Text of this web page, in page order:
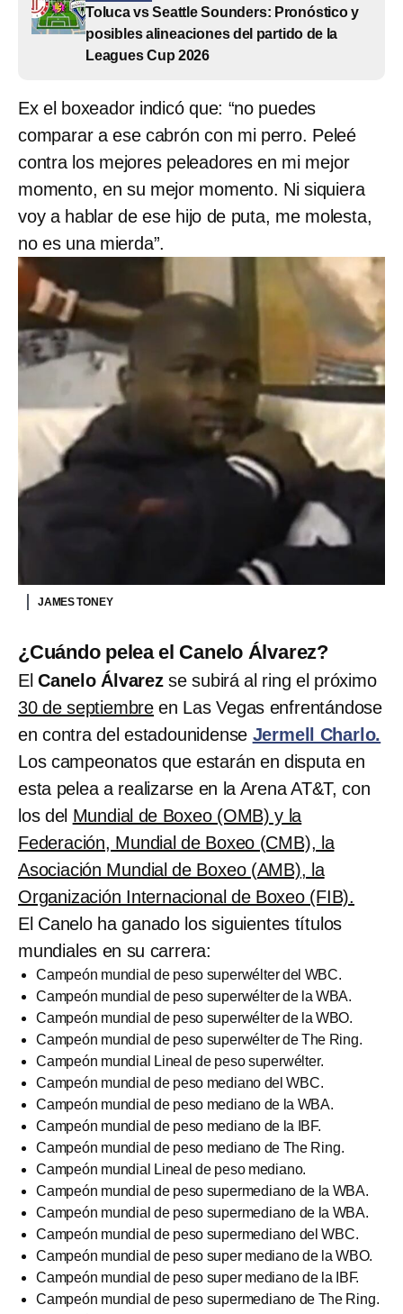
Toluca vs Seattle Sounders: Pronóstico y
posibles alineaciones del partido de la
Leagues Cup 2026
Ex el boxeador indicó que: “no puedes
comparar a ese cabrón con mi perro. Peleé
contra los mejores peleadores en mi mejor
momento, en su mejor momento. Ni siquiera
voy a hablar de ese hijo de puta, me molesta,
no es una mierda”.
JAMES TONEY
¿Cuándo pelea el Canelo Álvarez?
El Canelo Álvarezse subirá al ring el próximo
30 de septiembre en Las Vegas enfrentándose
en contra del estadounidense Jermell Charlo.
Los campeonatos que estarán en disputa en
esta pelea a realizarse en la Arena AT&T, con
los del Mundial de Boxeo (OMB) y la
Federación, Mundial de Boxeo (CMB), la
Asociación Mundial de Boxeo (AMB), la
Organización Internacional de Boxeo (FIB).
El Canelo ha ganado los siguientes títulos
mundiales en su carrera:
Campeón mundial de peso superwélter del WBC.
Campeón mundial de peso superwélter de la WBA.
Campeón mundial de peso superwélter de la WBO.
Campeón mundial de peso superwélter de The Ring.
Campeón mundial Lineal de peso superwélter.
Campeón mundial de peso mediano del WBC.
Campeón mundial de peso mediano de la WBA.
Campeón mundial de peso mediano de la IBF.
Campeón mundial de peso mediano de The Ring.
Campeón mundial Lineal de peso mediano.
Campeón mundial de peso supermediano de la WBA.
Campeón mundial de peso supermediano de la WBA.
Campeón mundial de peso supermediano del WBC.
Campeón mundial de peso super mediano de la WBO.
Campeón mundial de peso super mediano de la IBF.
Campeón mundial de peso supermediano de The Ring.